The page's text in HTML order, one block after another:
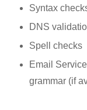
Syntax
DNS
Spell checks
Email
grammar (if